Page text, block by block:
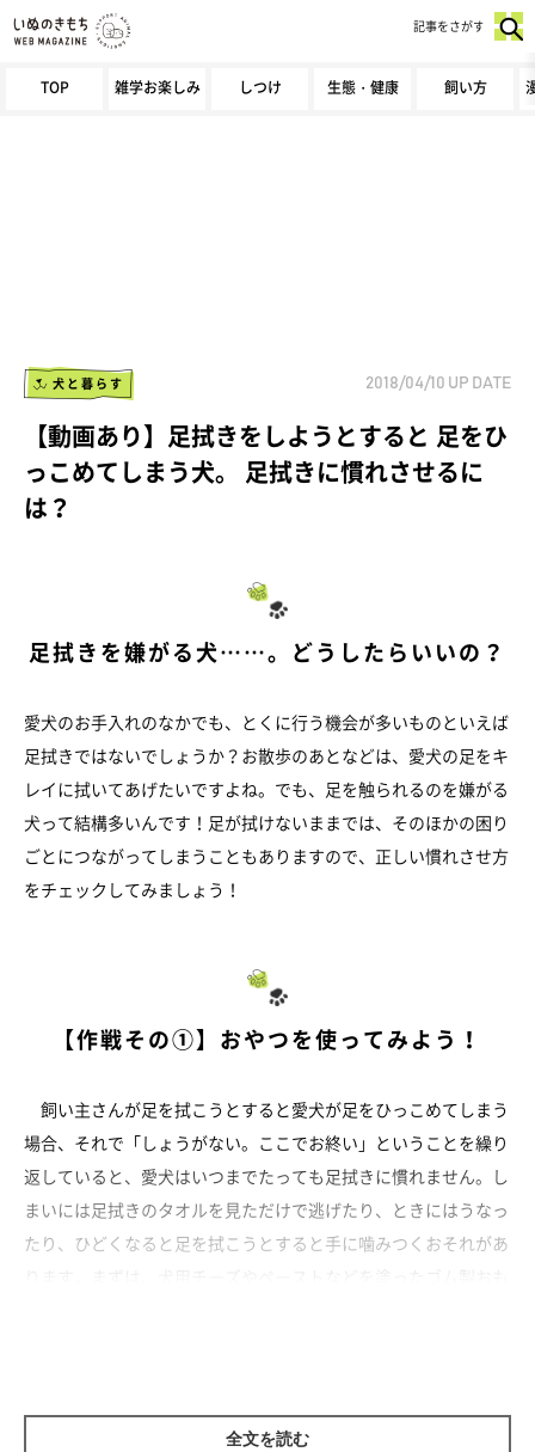
TOP 雑学お楽しみ しつけ 生態・健康 飼い方
記事をさがす
犬と暮らす 2018/04/10 UP DATE
【動画あり】足拭きをしようとすると 足をひ
っこめてしまう犬。 足拭きに慣れさせるに
は？
足拭きを嫌がる犬……。どうしたらいいの？
愛犬のお手入れのなかでも、とくに行う機会が多いものといえば
足拭きではないでしょうか？お散歩のあとなどは、愛犬の足をキ
レイに拭いてあげたいですよね。でも、足を触られるのを嫌がる
犬って結構多いんです！足が拭けないままでは、そのほかの困り
ごとにつながってしまうこともありますので、正しい慣れさせ方
をチェックしてみましょう！
【作戦その①】おやつを使ってみよう！
飼い主さんが足を拭こうとすると愛犬が足をひっこめてしまう
場合、それで「しょうがない。ここでお終い」ということを繰り
返していると、愛犬はいつまでたっても足拭きに慣れません。し
まいには足拭きのタオルを見ただけで逃げたり、ときにはうなっ
たり、ひどくなると足を拭こうとすると手に噛みつくおそれがあ
全文を読む